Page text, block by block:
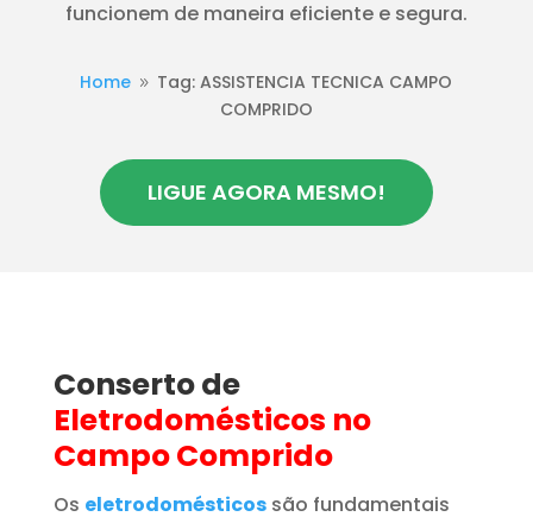
funcionem de maneira eficiente e segura.
Home 9 Tag: ASSISTENCIA TECNICA CAMPO
COMPRIDO
LIGUE AGORA MESMO!
Conserto de
Eletrodomésticos no
Campo Comprido
Os eletrodomésticos são fundamentais